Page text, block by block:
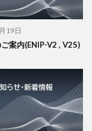
19日
案内(ENIP-V2 , V2S)